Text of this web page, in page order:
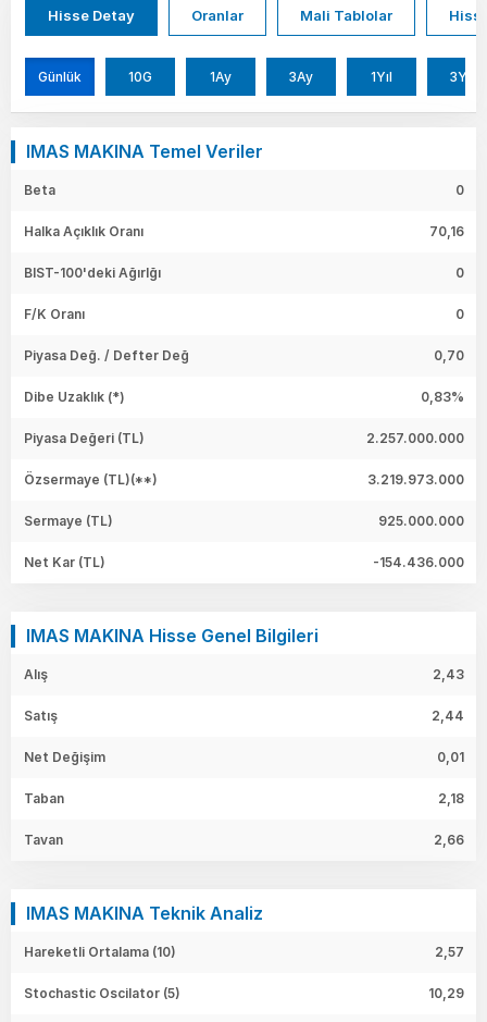
Hisse Detay Oranlar Mali Tablolar
Günlük 10G 1Ay 3Ay 1Yıl 3Yıl
IMAS MAKINA Temel Veriler
Beta 0
Halka Açıklık Oranı 70,16
BIST-100'deki Ağırlğı 0
F/K Oranı 0
Piyasa Değ. / Defter Değ 0,70
Dibe Uzaklık (*) 0,83%
Piyasa Değeri (TL) 2.257.000.000
Özsermaye (TL)(**) 3.219.973.000
Sermaye (TL) 925.000.000
Net Kar (TL) -154.436.000
IMAS MAKINA Hisse Genel Bilgileri
Alış 2,43
Satış 2,44
Net Değişim 0,01
Taban 2,18
Tavan 2,66
IMAS MAKINA Teknik Analiz
Hareketli Ortalama (10) 2,57
Stochastic Oscilator (5) 10,29